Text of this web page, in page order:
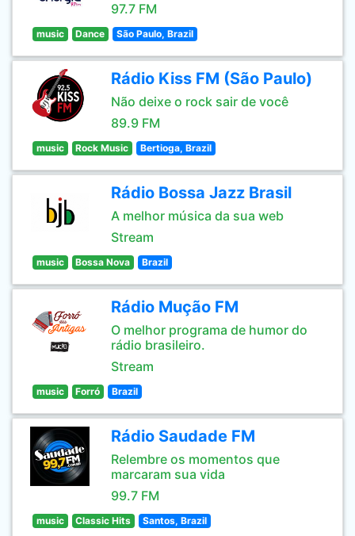
97.7 FM
music Dance São Paulo, Brazil
Rádio Kiss FM (São Paulo)
Não deixe o rock sair de você
89.9 FM
music Rock Music Bertioga, Brazil
Rádio Bossa Jazz Brasil
A melhor música da sua web
Stream
music Bossa Nova Brazil
Rádio Mução FM
O melhor programa de humor do
rádio brasileiro.
Stream
music Forró Brazil
Rádio Saudade FM
Relembre os momentos que
marcaram sua vida
99.7 FM
music Classic Hits Santos, Brazil